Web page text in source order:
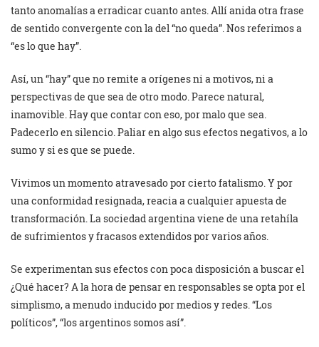
tanto anomalías a erradicar cuanto antes. Allí anida otra frase
de sentido convergente con la del “no queda”. Nos referimos a
“es lo que hay”.
Así, un “hay” que no remite a orígenes ni a motivos, ni a
perspectivas de que sea de otro modo. Parece natural,
inamovible. Hay que contar con eso, por malo que sea.
Padecerlo en silencio. Paliar en algo sus efectos negativos, a lo
sumo y si es que se puede.
Vivimos un momento atravesado por cierto fatalismo. Y por
una conformidad resignada, reacia a cualquier apuesta de
transformación. La sociedad argentina viene de una retahíla
de sufrimientos y fracasos extendidos por varios años.
Se experimentan sus efectos con poca disposición a buscar el
¿Qué hacer? A la hora de pensar en responsables se opta por el
simplismo, a menudo inducido por medios y redes. “Los
políticos”, “los argentinos somos así”.